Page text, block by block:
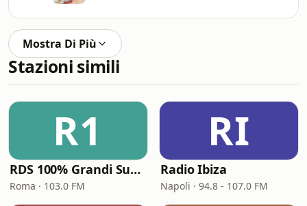
Mostra Di Più
Stazioni simili
R1
RDS 100% Grandi Successi
Roma · 103.0 FM
RI
Radio Ibiza
Napoli · 94.8 - 107.0 FM